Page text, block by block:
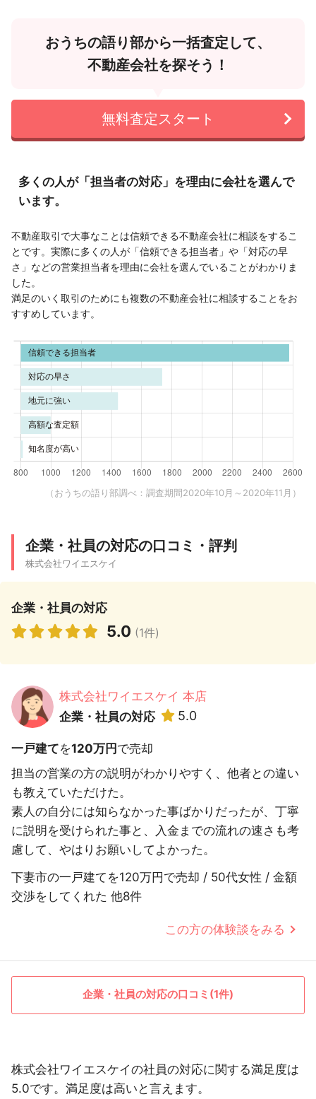
おうちの語り部から一括査定して、
不動産会社を探そう！
無料査定スタート
多くの人が「担当者の対応」を理由に会社を選んで
います。
不動産取引で大事なことは信頼できる不動産会社に相談をするこ
とです。実際に多くの人が「信頼できる担当者」や「対応の早
さ」などの営業担当者を理由に会社を選んでいることがわかりま
した。
満足のいく取引のためにも複数の不動産会社に相談することをお
すすめしています。
（おうちの語り部調べ：調査期間2020年10月～2020年11月）
企業・社員の対応の口コミ・評判
株式会社ワイエスケイ
企業・社員の対応
5.0 (1件)
株式会社ワイエスケイ 本店
企業・社員の対応
5.0
一戸建てを120万円 で売却
担当の営業の方の説明がわかりやすく、他者との違い
も教えていただけた。
素人の自分には知らなかった事ばかりだったが、丁寧
に説明を受けられた事と、入金までの流れの速さも考
慮して、やはりお願いしてよかった。
下妻市の一戸建てを120万円で売却 / 50代女性 / 金額
交渉をしてくれた 他8件
この方の体験談をみる
企業・社員の対応の口コミ(1件)
株式会社ワイエスケイの社員の対応に関する満足度は
5.0です。満足度は高いと言えます。